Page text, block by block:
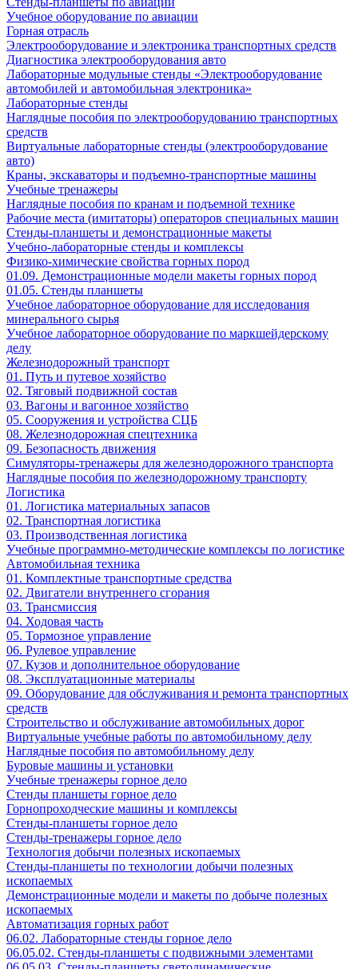
Учебное оборудование по авиации
Горная отрасль
Электрооборудование и электроника транспортных средств
Диагностика электрооборудования авто
Лабораторные модульные стенды «Электрооборудование
автомобилей и автомобильная электроника»
Лабораторные стенды
Наглядные пособия по электрооборудованию транспортных
средств
Виртуальные лабораторные стенды (электрооборудование
авто)
Краны, экскаваторы и подъемно-транспортные машины
Учебные тренажеры
Наглядные пособия по кранам и подъемной технике
Рабочие места (имитаторы) операторов специальных машин
Стенды-планшеты и демонстрационные макеты
Учебно-лабораторные стенды и комплексы
Физико-химические свойства горных пород
01.09. Демонстрационные модели макеты горных пород
01.05. Стенды планшеты
Учебное лабораторное оборудование для исследования
минерального сырья
Учебное лабораторное оборудование по маркшейдерскому
делу
Железнодорожный транспорт
01. Путь и путевое хозяйство
02. Тяговый подвижной состав
03. Вагоны и вагонное хозяйство
05. Сооружения и устройства СЦБ
08. Железнодорожная спецтехника
09. Безопасность движения
Симуляторы-тренажеры для железнодорожного транспорта
Наглядные пособия по железнодорожному транспорту
Логистика
01. Логистика материальных запасов
02. Транспортная логистика
03. Производственная логистика
Учебные программно-методические комплексы по логистике
Автомобильная техника
01. Комплектные транспортные средства
02. Двигатели внутреннего сгорания
03. Трансмиссия
04. Ходовая часть
05. Тормозное управление
06. Рулевое управление
07. Кузов и дополнительное оборудование
08. Эксплуатационные материалы
09. Оборудование для обслуживания и ремонта транспортных
средств
Строительство и обслуживание автомобильных дорог
Виртуальные учебные работы по автомобильному делу
Наглядные пособия по автомобильному делу
Буровые машины и установки
Учебные тренажеры горное дело
Стенды планшеты горное дело
Горнопроходческие машины и комплексы
Стенды-планшеты горное дело
Стенды-тренажеры горное дело
Технология добычи полезных ископаемых
Стенды-планшеты по технологии добычи полезных
ископаемых
Демонстрационные модели и макеты по добыче полезных
ископаемых
Автоматизация горных работ
06.02. Лабораторные стенды горное дело
06.05.02. Стенды-планшеты с подвижными элементами